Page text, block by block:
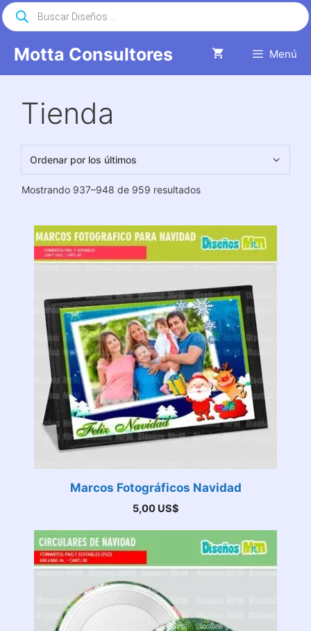
Saltar
al
Motta Consultores Menú
Búsqueda
de
productos
Tienda
Mostrando 937–948 de 959 resultadosOrdenado
últimos
Marcos Fotográficos Navidad
5,00 US$